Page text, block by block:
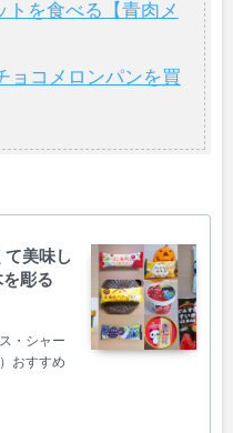
トを食べる【青肉メ
ョコメロンパンを買
て美味し
彫る
・シャー
おすすめ